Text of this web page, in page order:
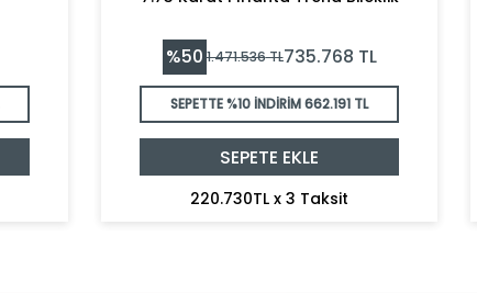
%50 1.471.536TL735.768 TL
SEPETTE %10 İNDİRİM662.191 TL
SEPETE EKLE
220.730TL x 3 Taksit